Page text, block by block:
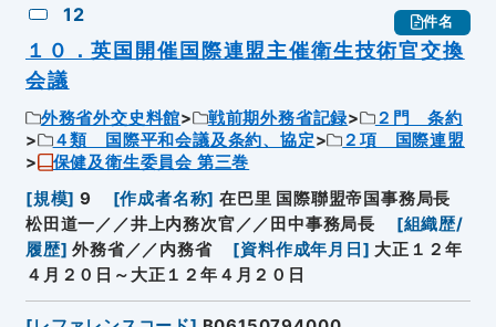
12 件名
１０．英国開催国際連盟主催衛生技術官交換
会議
外務省外交史料館 戦前期外務省記録
２門 条約
４類 国際平和会議及条約、協定
２項 国際連盟
保健及衛生委員会 第三巻
[規模] 9 [作成者名称] 在巴里 国際聯盟帝国事務局長
松田道一／／井上内務次官／／田中事務局長
[組織歴/
履歴] 外務省／／内務省 [資料作成年月日 ] 大正１２年
４月２０日～大正１２年４月２０日